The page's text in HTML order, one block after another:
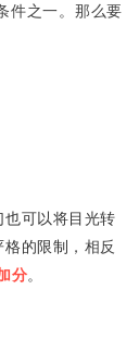
件之一。 那么要
可以将目光转
格的限制 ，相反
分。